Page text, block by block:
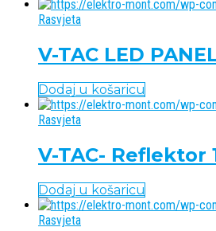
Rasvjeta
V-TAC LED
Dodaj u košaricu
Rasvjeta
V-TAC- Reflektor
Dodaj u košaricu
Rasvjeta